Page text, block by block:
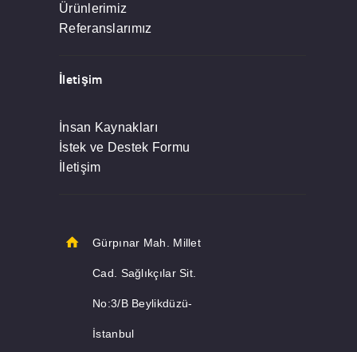
Ürünlerimiz
Referanslarımız
İletişim
İnsan Kaynakları
İstek ve Destek Formu
İletişim
Gürpınar Mah. Millet
Cad. Sağlıkçılar Sit.
No:3/B Beylikdüzü-
İstanbul